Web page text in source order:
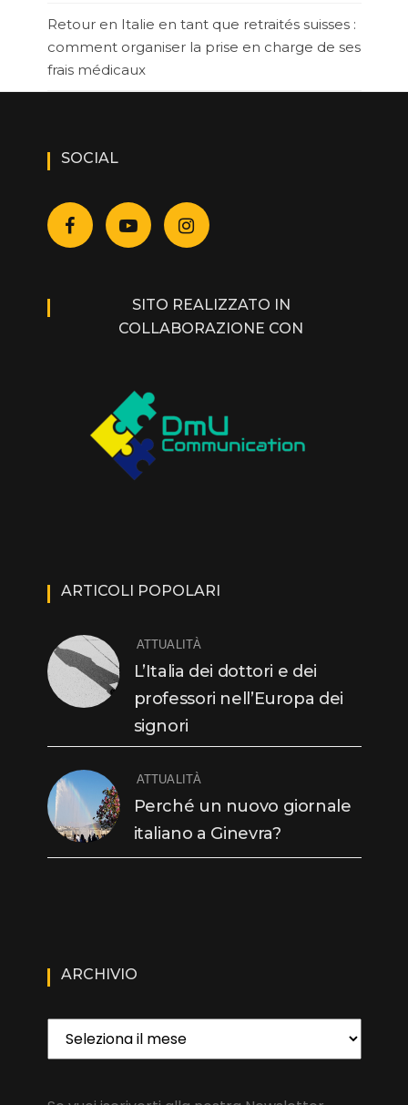
Retour en Italie en tant que retraités suisses :
comment organiser la prise en charge de ses
frais médicaux
SOCIAL
SITO REALIZZATO IN
COLLABORAZIONE CON
ARTICOLI POPOLARI
ATTUALITÀ
L’Italia dei dottori e dei
professori nell’Europa dei
signori
ATTUALITÀ
Perché un nuovo giornale
italiano a Ginevra?
ARCHIVIO
Archivio